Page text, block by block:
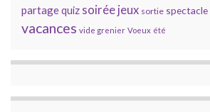
partagequiz soirée jeux sortie spectacle
vacances vide grenier Voeux été